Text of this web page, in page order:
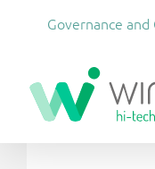
Governance